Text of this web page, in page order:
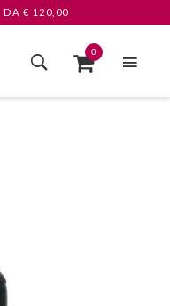
DA € 120,00
0